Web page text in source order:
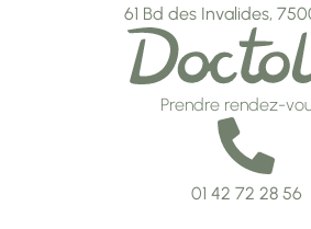
61 Bd des Invalides,
Prendre rendez-
01 42 72 28 56